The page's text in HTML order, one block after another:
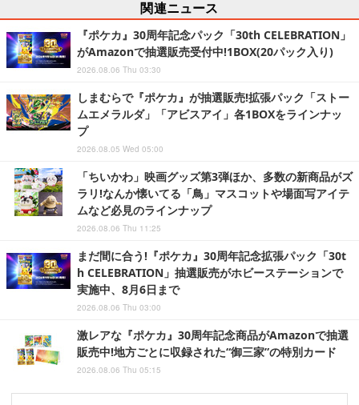
関連ニュース
『ポケカ』30周年記念パック「30th CELEBRATION」
がAmazonで抽選販売受付中!1BOX(20パック入り)
2026.08.06 Thu 03:30
しまむらで『ポケカ』が抽選販売!拡張パック「ストー
ムエメラルダ」「アビスアイ」各1BOXをラインナッ
プ
2026.08.05 Wed 05:00
「ちいかわ」映画グッズ第3弾ほか、多数の新商品がズ
ラリ!なんか懐いてる「鳥」マスコットや場面写アイテ
ムなど必見のラインナップ
2026.08.06 Thu 11:25
まだ間に合う!『ポケカ』30周年記念拡張パック「30t
h CELEBRATION」抽選販売がホビーステーションで
実施中、8月6日まで
2026.08.06 Thu 03:00
激レアな『ポケカ』30周年記念商品がAmazonで抽選
販売中!地方ごとに収録された“御三家”の特別カード
2026.08.06 Thu 05:15